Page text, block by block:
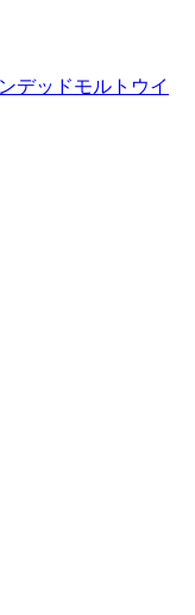
デッドモルトウイ